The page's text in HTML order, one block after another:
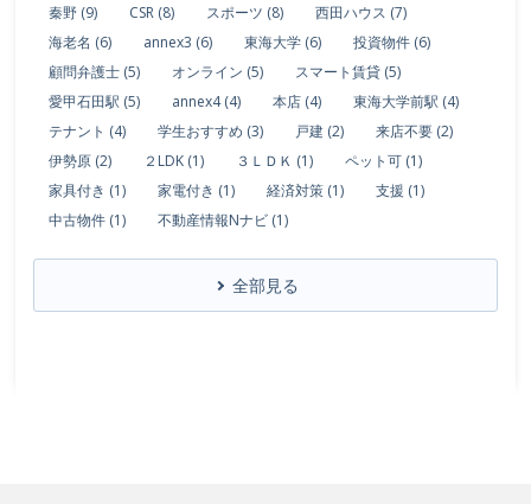
秦野 (9)
CSR (8) スポーツ (8)
西田ハウス (7)
海老名 (6)
annex3 (6) 東海大学 (6)
投資物件 (6)
顧問弁護士 (5)
オンライン (5)
スマート賃貸 (5)
愛甲石田駅 (5)
annex4 (4) 本店 (4)
東海大学前駅 (4)
テナント (4)
学生おすすめ (3) 戸建 (2)
来店不要 (2)
伊勢原 (2)
２LDK (1) ３ＬＤＫ (1)
ペット可 (1)
家具付き (1)
家電付き (1) 経済対策 (1)
支援 (1)
中古物件 (1)
不動産情報Nナビ (1)
全部見る